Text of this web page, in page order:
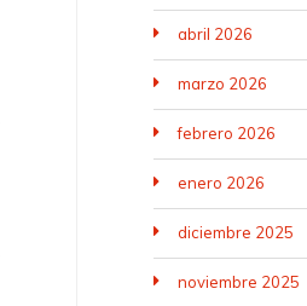
abril 2026
marzo 2026
febrero 2026
enero 2026
diciembre 2025
noviembre 2025